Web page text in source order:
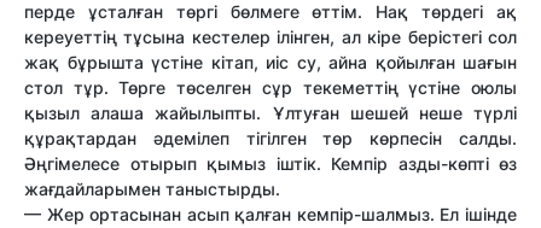
перде ұсталған төргі бөлмеге өттім. Нақ төрдегі ақ
кереуеттің тұсына кестелер ілінген, ал кіре берістегі сол
жақ бұрышта үстіне кітап, иіс су, айна қойылған шағын
стол тұр. Төрге төселген сұр текеметтің үстіне оюлы
қызыл алаша жайылыпты. Ұлтуған шешей неше түрлі
құрақтардан әдемілеп тігілген төр көрпесін салды.
Әңгімелесе отырып қымыз іштік. Кемпір азды-көпті өз
жағдайларымен таныстырды.
— Жер ортасынан асып қалған кемпір-шалмыз. Ел ішінде